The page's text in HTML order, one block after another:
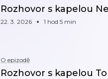
Rozhovor s kapelou
22. 3. 2026 1 hod 5 min
O epizodě
Rozhovor s kapelou